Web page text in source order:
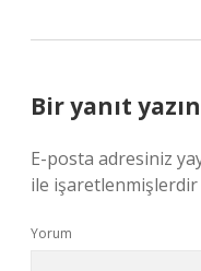
Bir yanıt yazın
E-posta adresiniz
ile işaretlenmişlerdir
Yorum